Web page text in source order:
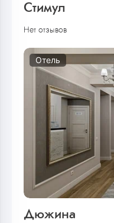
Стимул
Нет отзывов
Отель
Дюжина